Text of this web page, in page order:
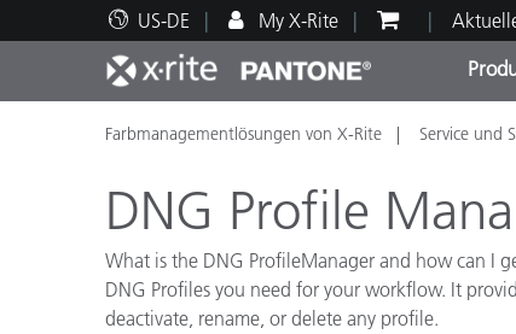
US-DE My X-Rite
Spitzenprodukte
Druck und Verpackung
Technischer Support
Pädagogische Ressourcen
Farbmanagementlösungen von X-Rite Service und
DNG Profile
What is the DNG ProfileManager and how can I
DNG Profiles you need for your workflow. It
deactivate, rename, or delete any profile.